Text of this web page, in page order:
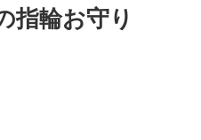
指輪お守り